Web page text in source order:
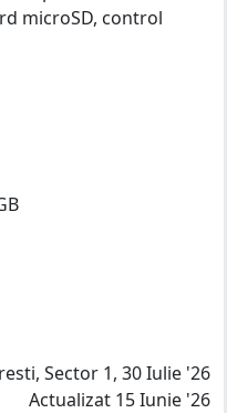
microSD, control
Sector 1, 30 Iulie '26
Actualizat 15 Iunie '26